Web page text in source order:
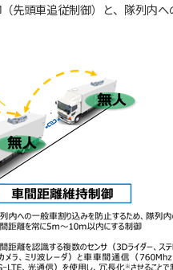
先頭車追従制御）と、隊列内